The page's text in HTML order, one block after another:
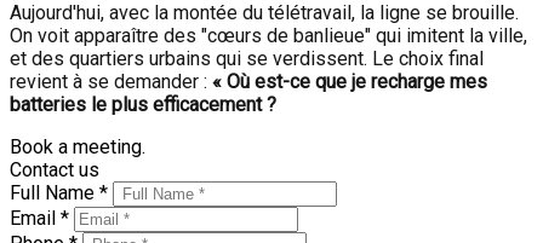
Aujourd'hui, avec la montée du télétravail, la ligne se brouille.
On voit apparaître des "cœurs de banlieue" qui imitent la ville,
et des quartiers urbains qui se verdissent. Le choix final
revient à se demander : « Où est-ce que je recharge mes
batteries le plus efficacement ?
Book a meeting.
Contact us
Full Name *
Email *